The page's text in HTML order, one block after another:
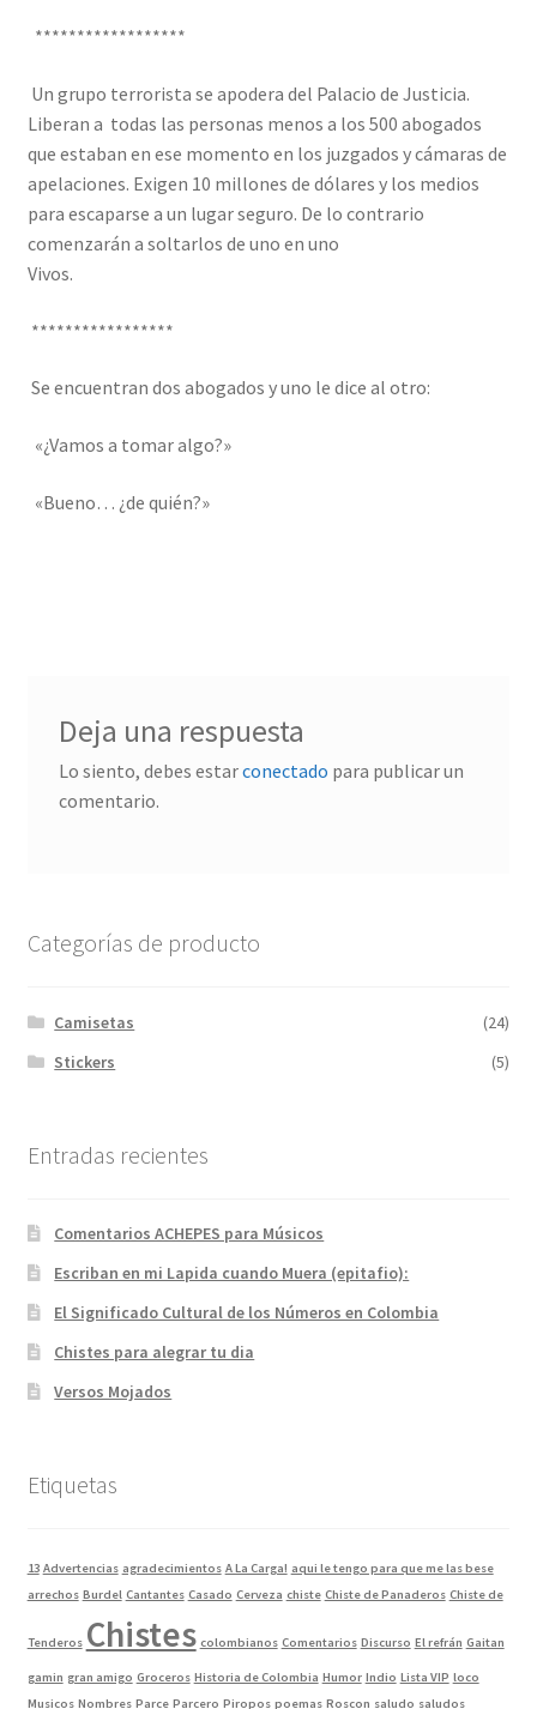
******************
Un grupo terrorista se apodera del Palacio de Justicia.
Liberan a todas las personas menos a los 500 abogados
que estaban en ese momento en los juzgados y cámaras de
apelaciones. Exigen 10 millones de dólares y los medios
para escaparse a un lugar seguro. De lo contrario
comenzarán a soltarlos de uno en uno
Vivos.
*****************
Se encuentran dos abogados y uno le dice al otro:
«¿Vamos a tomar algo?»
«Bueno… ¿de quién?»
Deja una respuesta
Lo siento, debes estarconectado para publicar un
comentario.
Categorías de producto
Camisetas
(24)
Stickers
(5)
Entradas recientes
Comentarios ACHEPES para Músicos
Escriban en mi Lapida cuando Muera (epitafio):
El Significado Cultural de los Números en Colombia
Chistes para alegrar tu dia
Versos Mojados
Etiquetas
13 Advertencias agradecimientos A La Carga! aqui le tengo para que me las bese
arrechos Burdel Cantantes Casado Cerveza chiste Chiste de Panaderos Chiste de
Tenderos Chistes colombianos Comentarios Discurso El refrán Gaitan
gamin gran amigo Groceros Historia de Colombia Humor Indio Lista VIP loco
Musicos Nombres Parce Parcero Piropos poemas Roscon saludo saludos